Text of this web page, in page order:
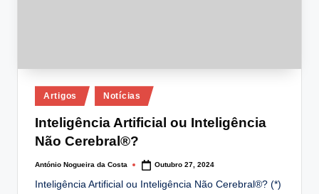
t
Posted
in
Artigos Notícias
Inteligência Artificial ou Inteligência
Não Cerebral®?
Posted
António Nogueira da Costa Outubro 27, 2024
Inteligência Artificial ou Inteligência Não Cerebral®? (*)